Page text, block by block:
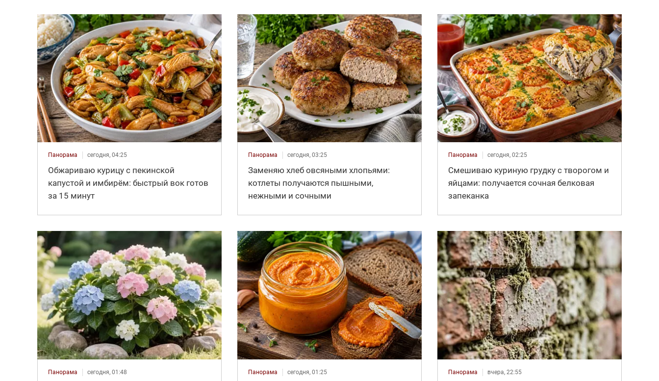
Панорама сегодня, 04:25
Обжариваю курицу с пекинской
капустой и имбирём: быстрый вок готов
за 15 минут
Панорама сегодня, 03:25
Заменяю хлеб овсяными хлопьями:
котлеты получаются пышными,
нежными и сочными
Панорама сегодня, 02:25
Смешиваю куриную грудку с творогом и
яйцами: получается сочная белковая
запеканка
Панорама сегодня, 01:48 Панорама сегодня, 01:25 Панорама вчера, 22:55